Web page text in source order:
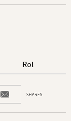
Rol
SHARES